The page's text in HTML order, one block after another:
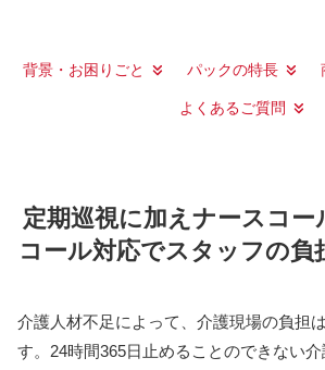
背景・お困りごと パックの特長
よくあるご質問
定期巡視に加えナースコー
コール対応でスタッフの負
介護人材不足によって、介護現場の負担
す。24時間365日止めることのできない